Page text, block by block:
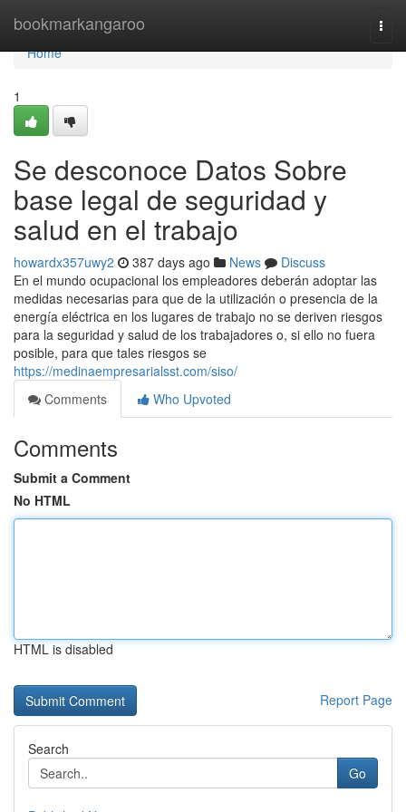
bookmarkangaroo
Home
Home
1
Se desconoce Datos Sobre
base legal de seguridad y
salud en el trabajo
howardx357uwy2 387 days ago News
Discuss
En el mundo ocupacional los empleadores deberán adoptar las
medidas necesarias para que de la utilización o presencia de la
energía eléctrica en los lugares de trabajo no se deriven riesgos
para la seguridad y salud de los trabajadores o, si ello no fuera
posible, para que tales riesgos se
https://medinaempresarialsst.com/siso/
Comments
Who Upvoted
Comments
Submit a Comment
No HTML
HTML is disabled
Report Page
Search
Go